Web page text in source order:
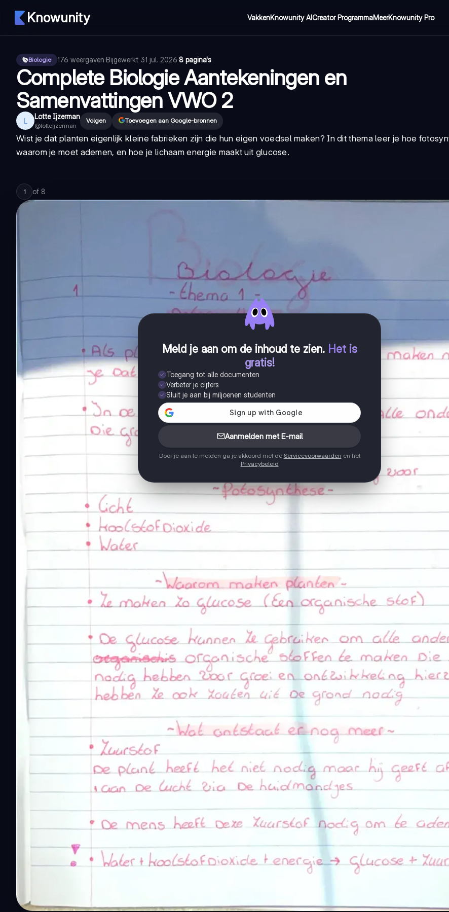
Knowunity VakkenKnowunity AICreator ProgrammaMeerKnowunity Pro
Biologie 176 weergaven·Bijgewerkt 31 jul. 2026·8 pagina's
Complete Biologie Aantekeningen en
Samenvattingen VWO 2
L Lotte Ijzerman
@lotteijzerman
Volgen Toevoegen aan Google-bronnen
Wist je dat planten eigenlijk kleine fabrieken zijn die hun eigen voedsel maken? In dit thema leer je hoe
waarom je moet ademen, en hoe je lichaam energie maakt uit glucose.
1 of 8
Meld je aan om de inhoud te zien. Het is
gratis!
Toegang tot alle documenten
Verbeter je cijfers
Sluit je aan bij miljoenen studenten
Aanmelden met E-mail
Door je aan te melden ga je akkoord met de Servicevoorwaarden en het
Privacybeleid